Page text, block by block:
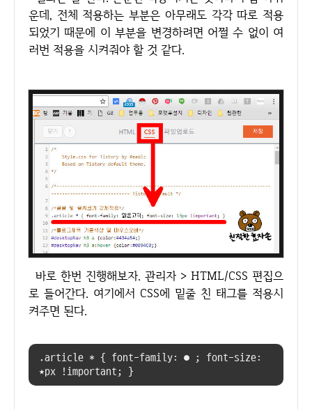
운데, 전체 적용하는 부분은 아무래도 각각 따로 적용
되었기 때문에 이 부분을 변경하려면 어쩔 수 없이 여
러번 적용을 시켜줘야 할 것 같다.
바로 한번 진행해보자. 관리자 > HTML/CSS 편집으
로 들어간다. 여기에서 CSS에 밑줄 친 태그를 적용시
켜주면 된다.
.article * { font-family: ● ; font-size:
★px !important; }